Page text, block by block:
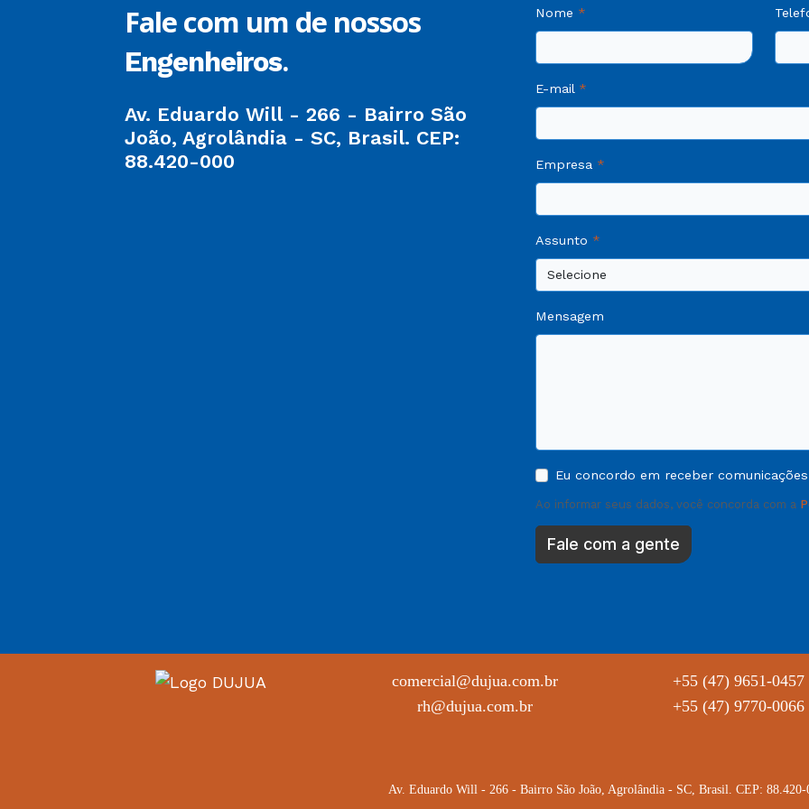
Fale com um de nossos
Engenheiros.
Av. Eduardo Will - 266 - Bairro São
João, Agrolândia - SC, Brasil. CEP:
88.420-000
Nome
E-mail
Empresa
Assunto
Mensagem
Eu concordo em receber
Ao informar seus dados, você concorda com a
Fale com a gente
comercial@dujua.com.br
rh@dujua.com.br
+55 (47) 9651-0457
+55 (47) 9770-0066
Av. Eduardo Will - 266 - Bairro São João, Agrolândia - SC, Brasil. CEP: 88.420-